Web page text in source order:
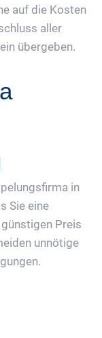
auf die Kosten
aller
übergeben.
in
Sie eine
Preis
unnötige